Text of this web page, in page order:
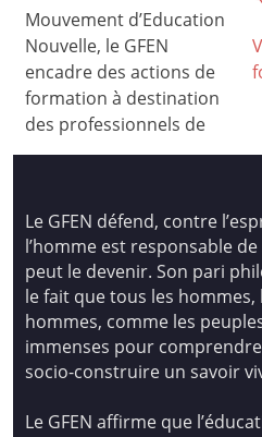
Mouvement d’Education
Nouvelle, le GFEN
encadre des actions de
formation à destination
des professionnels de
Le GFEN défend, contre
l’homme est responsable
peut le devenir. Son pari
le fait que tous les hommes,
hommes, comme les
immenses pour
socio-construire un savoir
Le GFEN affirme que